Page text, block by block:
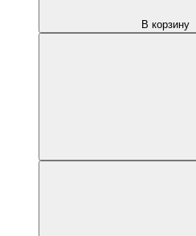
В корзину